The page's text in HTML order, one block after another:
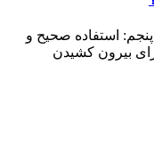
تاریخ: 1404/09/19 مرحله پنجم: استفاده صحیح و
بیرون کشیدن